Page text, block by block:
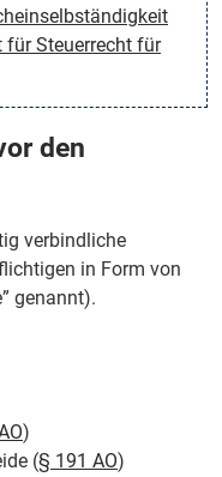
Steuerrecht für
den
verbindliche
in Form von
genannt).
)
(§ 191 AO)